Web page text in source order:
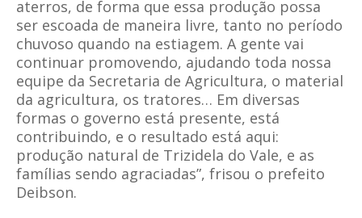
aterros, de forma que essa produção possa
ser escoada de maneira livre, tanto no período
chuvoso quando na estiagem. A gente vai
continuar promovendo, ajudando toda nossa
equipe da Secretaria de Agricultura, o material
da agricultura, os tratores… Em diversas
formas o governo está presente, está
contribuindo, e o resultado está aqui:
produção natural de Trizidela do Vale, e as
famílias sendo agraciadas”, frisou o prefeito
Deibson.